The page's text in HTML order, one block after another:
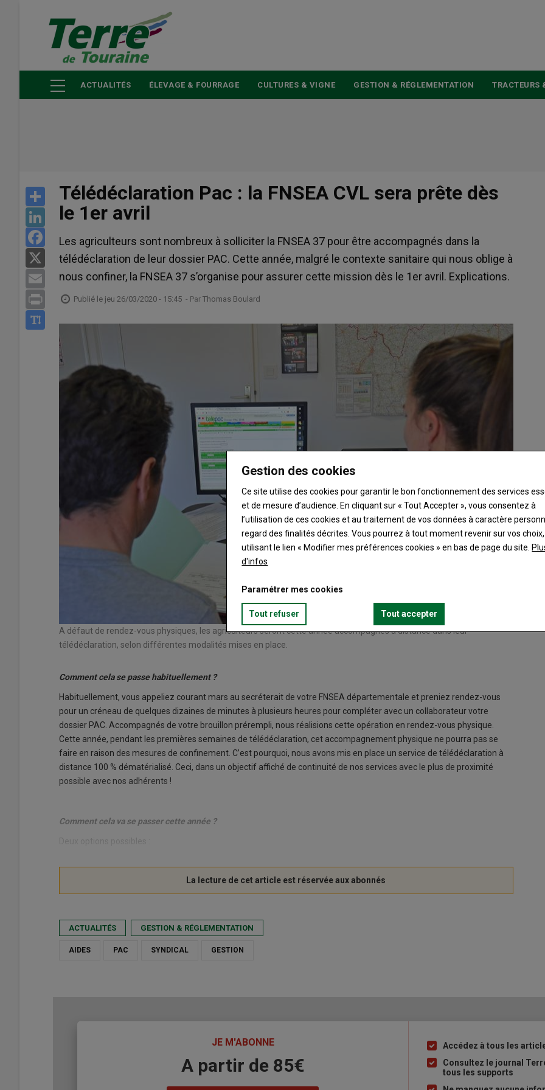
principal
ACTUALITÉS ÉLEVAGE & FOURRAGE CULTURES & VIGNE GESTION & RÉGLEMENTATION TRACTEURS
LinkedIn
Facebook
Email
Print
Télédéclaration Pac : la FNSEA CVL sera prête dès
le 1er avril
Les agriculteurs sont nombreux à solliciter la FNSEA 37 pour être accompagnés dans la
télédéclaration de leur dossier PAC. Cette année, malgré le contexte sanitaire qui nous oblige à
nous confiner, la FNSEA 37 s’organise pour assurer cette mission dès le 1er avril. Explications.
Publié le jeu 26/03/2020 - 15:45 - Par Thomas Boulard
A défaut de rendez-vous physiques, les agriculteurs seront cette année accompagnés à distance dans leur
télédéclaration, selon différentes modalités mises en place.
Comment cela se passe habituellement ?
Habituellement, vous appeliez courant mars au secréterait de votre FNSEA départementale et preniez rendez-vous
pour un créneau de quelques dizaines de minutes à plusieurs heures pour compléter avec un collaborateur votre
dossier PAC. Accompagnés de votre brouillon prérempli, nous réalisions cette opération en rendez-vous physique.
Cette année, pendant les premières semaines de télédéclaration, cet accompagnement physique ne pourra pas se
faire en raison des mesures de confinement. C’est pourquoi, nous avons mis en place un service de télédéclaration à
distance 100 % dématérialisé. Ceci, dans un objectif affiché de continuité de nos services avec le plus de proximité
possible avec nos adhérents !
Comment cela va se passer cette année ?
Deux options possibles :
ACTUALITÉS GESTION & RÉGLEMENTATION
AIDES PAC SYNDICAL GESTION
JE M'ABONNE
A partir de 85€
Liste
à
puce
Accédez à tous les
Consultez le journal
tous les supports
Gestion des cookies
Ce site utilise des cookies pour garantir le bon fonctionnement des services
et de mesure d’audience. En cliquant sur « Tout Accepter », vous consentez à
l’utilisation de ces cookies et au traitement de vos données à caractère
regard des finalités décrites. Vous pourrez à tout moment revenir sur vos
utilisant le lien « Modifier mes préférences cookies » en bas de page du site.
d'infos
Paramétrer mes cookies
Tout refuser Tout accepter